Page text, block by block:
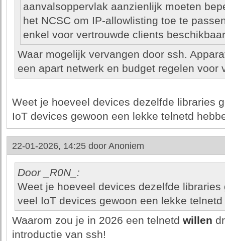
aanvalsoppervlak aanzienlijk moeten
het NCSC om IP-allowlisting toe te
enkel voor vertrouwde clients
Waar mogelijk vervangen door ssh.
een apart netwerk en budget regelen voor
Weet je hoeveel devices dezelfde libraries
IoT devices gewoon een lekke telnetd
22-01-2026, 14:25 door Anoniem
Door _R0N_:
Weet je hoeveel devices dezelfde
veel IoT devices gewoon een lekke
Waarom zou je in 2026 een telnetd willen
introductie van ssh!